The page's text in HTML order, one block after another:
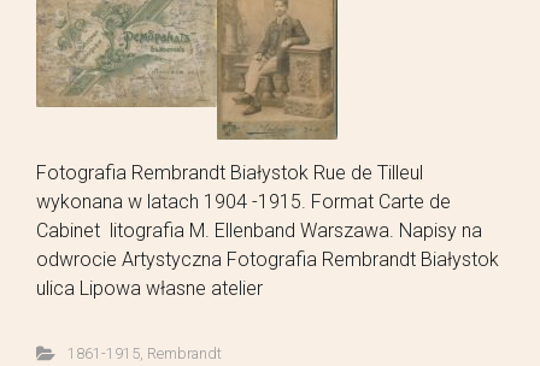
Fotografia Rembrandt Białystok Rue de Tilleul
wykonana w latach 1904 -1915. Format Carte de
Cabinet litografia M. Ellenband Warszawa. Napisy na
odwrocie Artystyczna Fotografia Rembrandt Białystok
ulica Lipowa własne atelier
1861-1915, Rembrandt